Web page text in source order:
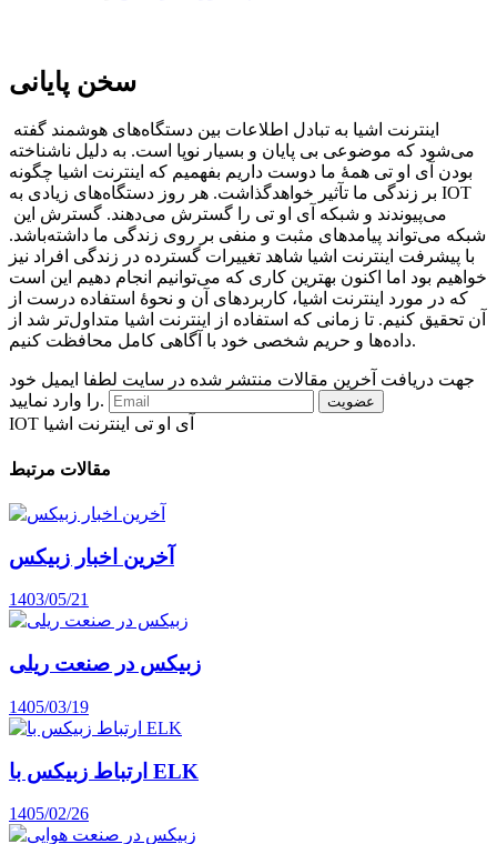
سخن پایانی
می‌شود که موضوعی بی پایان و بسیار نوپا است. به دلیل ناشناخته
بودن آی او تی همۀ ما دوست داریم بفهمیم که اینترنت اشیا چگونه
بر زندگی ما تآثیر خواهد‌گذاشت. هر روز دستگاه‌های زیادی به IOT
شبکه می‌تواند پیامدهای مثبت و منفی بر روی زندگی ما داشته‌باشد.
با پیشرفت اینترنت اشیا شاهد تغییرات گسترده در زندگی افراد نیز
خواهیم بود اما اکنون بهترین کاری که می‌توانیم انجام دهیم این است
که در مورد اینترنت اشیا، کاربردهای آن و نحوۀ استفاده درست از
آن تحقیق کنیم. تا زمانی که استفاده از اینترنت اشیا متداول‌تر شد از
داده‌ها و حریم شخصی خود با آگاهی کامل محافظت کنیم.
جهت دریافت آخرین مقالات منتشر شده در سایت لطفا ایمیل خود
را وارد نمایید.
IOT
آی او تی اینترنت اشیا
مقالات مرتبط
آخرین اخبار زبیکس
1403/05/21
زبیکس در صنعت ریلی
1405/03/19
ارتباط زبیکس با ELK
1405/02/26